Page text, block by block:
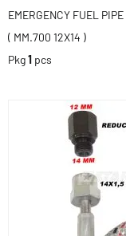
EMERGENCY FUEL PIPE
( MM.700 12X14 )
Pkg1 pcs